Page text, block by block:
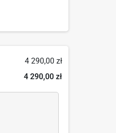
4 290,00 zł
4 290,00 zł